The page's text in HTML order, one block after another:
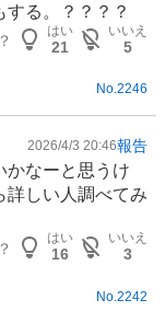
る。？？？？
はい
21
いいえ
5
No.2246
2026/4/3 20:46報告
かなーと思うけ
詳しい人調べてみ
はい
16
いいえ
3
No. 2242